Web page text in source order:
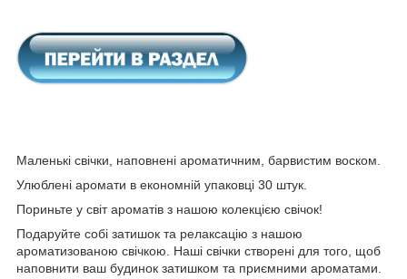
Маленькі свічки, наповнені ароматичним, барвистим воском.
Улюблені аромати в економній упаковці 30 штук.
Пориньте у світ ароматів з нашою колекцією свічок!
Подаруйте собі затишок та релаксацію з нашою
ароматизованою свічкою. Наші свічки створені для того, щоб
наповнити ваш будинок затишком та приємними ароматами.